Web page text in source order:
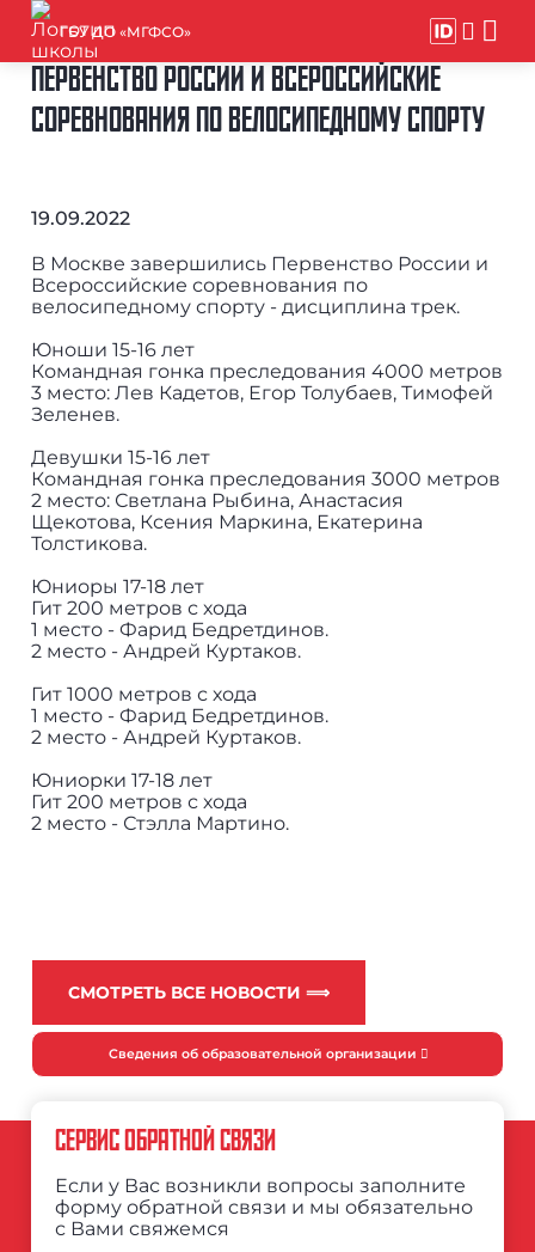
ГБУ ДО «МГФСО»
ПЕРВЕНСТВО РОССИИ И ВСЕРОССИЙСКИЕ
СОРЕВНОВАНИЯ ПО ВЕЛОСИПЕДНОМУ СПОРТУ
19.09.2022
В Москве завершились Первенство России и
Всероссийские соревнования по
велосипедному спорту - дисциплина трек.
Юноши 15-16 лет
Командная гонка преследования 4000 метров
3 место: Лев Кадетов, Егор Толубаев, Тимофей
Зеленев.
Девушки 15-16 лет
Командная гонка преследования 3000 метров
2 место: Светлана Рыбина, Анастасия
Щекотова, Ксения Маркина, Екатерина
Толстикова.
Юниоры 17-18 лет
Гит 200 метров с хода
1 место - Фарид Бедретдинов.
2 место - Андрей Куртаков.
Гит 1000 метров с хода
1 место - Фарид Бедретдинов.
2 место - Андрей Куртаков.
Юниорки 17-18 лет
Гит 200 метров с хода
2 место - Стэлла Мартино.
СМОТРЕТЬ ВСЕ НОВОСТИ ⟹
Сведения об образовательной организации
СЕРВИС ОБРАТНОЙ СВЯЗИ
Если у Вас возникли вопросы заполните
форму обратной связи и мы обязательно
с Вами свяжемся